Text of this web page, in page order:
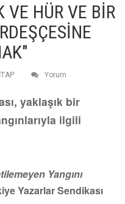
VE HÜR VE BİR
Yorum
yaklaşık bir
ilgili
Yangını
Yazarlar Sendikası